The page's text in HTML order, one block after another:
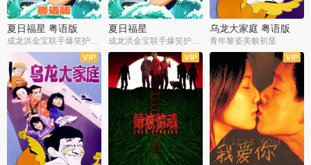
夏日福星 粤语版
成龙洪金宝联手爆笑护美女
夏日福星
成龙洪金宝联手爆笑护美女
乌龙大家庭 粤语版
青年黎姿美貌初显